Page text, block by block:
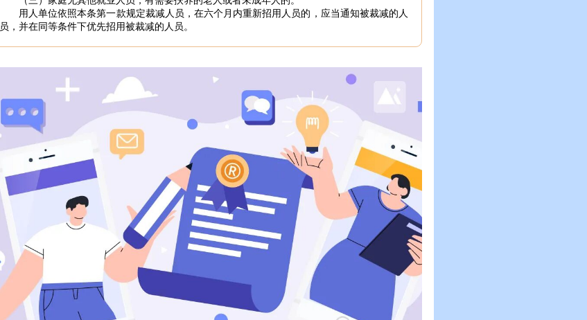
用人单位依照本条第一款规定裁减人员，在六个月内重新招用人员的，应当通知被裁减的人
员，并在同等条件下优先招用被裁减的人员。